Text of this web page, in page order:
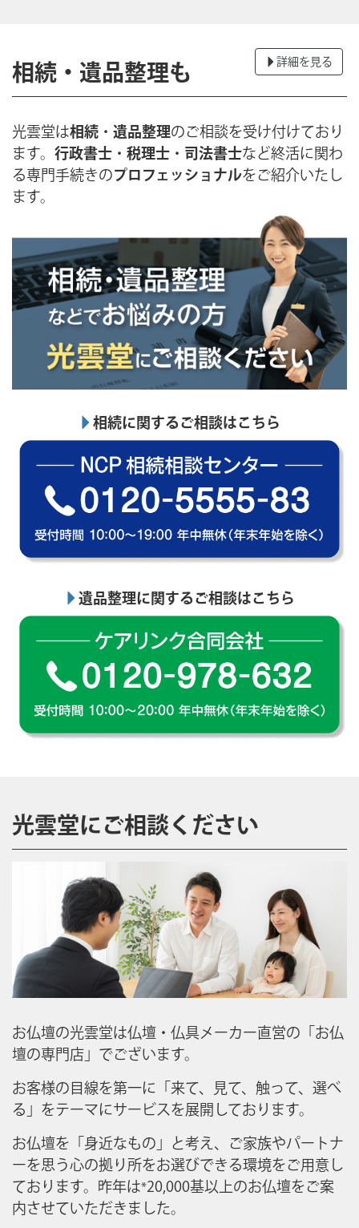
相続・遺品整理も 詳細を見る
光雲堂は相続 ・ 遺品整理のご相談を受け付けており
ます。 行政書士 ・ 税理士 ・ 司法書士など終活に関わ
る専門手続きのプロフェッショナルをご紹介いたし
ます。
相続に関するご相談はこちら
遺品整理に関するご相談はこちら
光雲堂にご相談ください
お仏壇の光雲堂は仏壇・仏具メーカー直営の「お仏
壇の専門店」でございます。
お客様の目線を第一に「来て、見て、触って、選べ
る」をテーマにサービスを展開しております。
お仏壇を「身近なもの」と考え、ご家族やパートナ
ーを思う心の拠り所をお選びできる環境をご用意し
ております。昨年は*20,000基以上のお仏壇をご案
内させていただきました。